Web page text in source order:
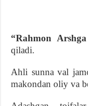
“Rahmon
qiladi.
Ahli sunna val
makondan oliy va